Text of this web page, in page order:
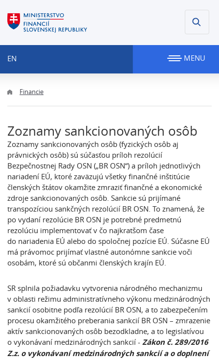
EN MENU
Financie
Zoznamy sankcionovaných osôb
Zoznamy sankcionovaných osôb (fyzických osôb aj
právnických osôb) sú súčasťou príloh rezolúcií
Bezpečnostnej Rady OSN („BR OSN“) a príloh jednotlivých
nariadení EÚ, ktoré zaväzujú všetky finančné inštitúcie
členských štátov okamžite zmraziť finančné a ekonomické
zdroje sankcionovaných osôb. Sankcie sú prijímané
transpozíciou sankčných rezolúcií BR OSN. To znamená, že
po vydaní rezolúcie BR OSN je potrebné predmetnú
rezolúciu implementovať v čo najkratšom čase
do nariadenia EÚ alebo do spoločnej pozície EÚ. Súčasne EÚ
má právomoc prijímať vlastné autonómne sankcie voči
osobám, ktoré sú občanmi členských krajín EÚ.
SR splnila požiadavku vytvorenia národného mechanizmu
v oblasti režimu administratívneho výkonu medzinárodných
sankcií osobitne podľa rezolúcií BR OSN, a to zabezpečením
procesu okamžitého preberania sankcií BR OSN – zmrazenie
aktív sankcionovaných osôb bezodkladne, a to legislatívou
o vykonávaní medzinárodných sankcií - Zákon č. 289/2016
Z.z. o vykonávaní medzinárodných sankcií a o doplnení